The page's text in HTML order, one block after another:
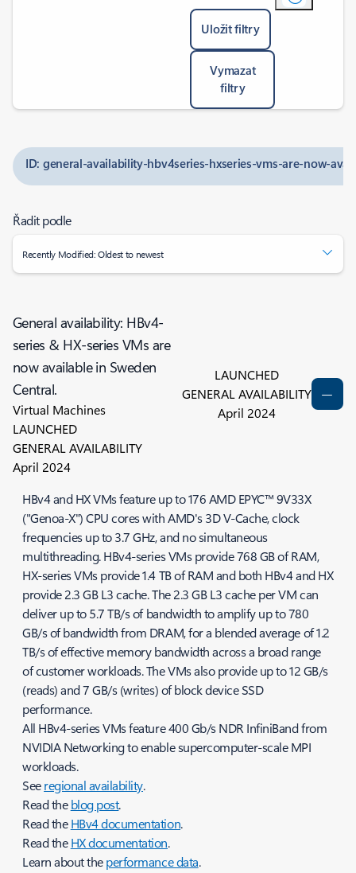
Uložit filtry
Vymazat
filtry
ID: general-availability-hbv4series-hxseries-vms-are-now-
Řadit podle
Recently Modified: Oldest to newest
General availability: HBv4-
series & HX-series VMs are
now available in Sweden
Central.
Virtual Machines
LAUNCHED
GENERAL AVAILABILITY
April 2024
LAUNCHED
GENERAL AVAILABILITY
April 2024
HBv4 and HX VMs feature up to 176 AMD EPYC™ 9V33X
("Genoa-X") CPU cores with AMD's 3D V-Cache, clock
frequencies up to 3.7 GHz, and no simultaneous
multithreading. HBv4-series VMs provide 768 GB of RAM,
HX-series VMs provide 1.4 TB of RAM and both HBv4 and HX
provide 2.3 GB L3 cache. The 2.3 GB L3 cache per VM can
deliver up to 5.7 TB/s of bandwidth to amplify up to 780
GB/s of bandwidth from DRAM, for a blended average of 1.2
TB/s of effective memory bandwidth across a broad range
of customer workloads. The VMs also provide up to 12 GB/s
(reads) and 7 GB/s (writes) of block device SSD
performance.
All HBv4-series VMs feature 400 Gb/s NDR InfiniBand from
NVIDIA Networking to enable supercomputer-scale MPI
workloads.
Seeregional availability.
Read theblog post.
Read theHBv4 documentation.
Read theHX documentation.
Learn about theperformance data.